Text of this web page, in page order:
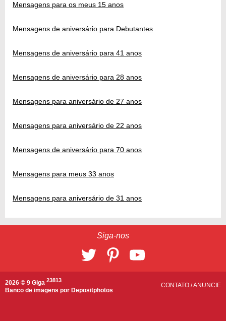
Mensagens para os meus 15 anos
Mensagens de aniversário para Debutantes
Mensagens de aniversário para 41 anos
Mensagens de aniversário para 28 anos
Mensagens para aniversário de 27 anos
Mensagens para aniversário de 22 anos
Mensagens de aniversário para 70 anos
Mensagens para meus 33 anos
Mensagens para aniversário de 31 anos
Siga-nos
2026 © 9 Giga 23813
Banco de imagens por Depositphotos
CONTATO /ANUNCIE